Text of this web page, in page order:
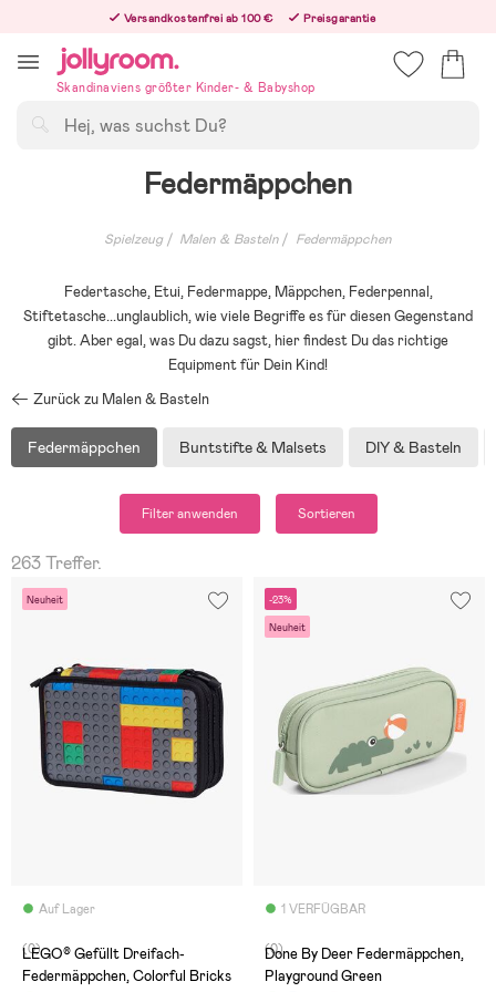
innehållet
Versandkostenfrei ab 100 €
Preisgarantie
Bestelle jetzt – wir versenden noch am selben Werktag!
Skandinaviens größter Kinder- & Babyshop
Federmäppchen
Spielzeug Malen & Basteln Federmäppchen
Federtasche, Etui, Federmappe, Mäppchen, Federpennal,
Stiftetasche...unglaublich, wie viele Begriffe es für diesen Gegenstand
gibt. Aber egal, was Du dazu sagst, hier findest Du das richtige
Equipment für Dein Kind!
Zurück zu Malen & Basteln
Federmäppchen Buntstifte & Malsets DIY & Basteln
Filter anwenden Sortieren
263 Treffer.
Neuheit
Auf Lager
(0)
LEGO® Gefüllt Dreifach-
Federmäppchen, Colorful Bricks
-23%
Neuheit
1 VERFÜGBAR
(0)
Done By Deer Federmäppchen,
Playground Green